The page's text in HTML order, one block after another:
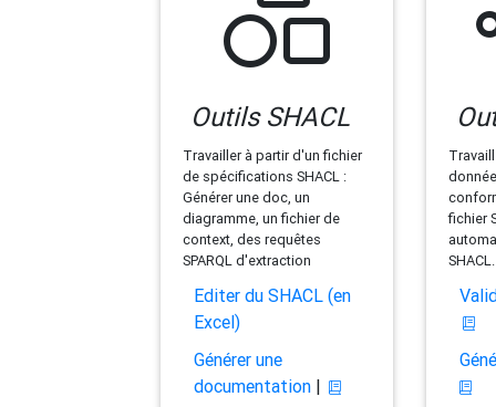
Outils SHACL
Travailler à partir d'un fichier
de spécifications SHACL :
Générer une doc, un
diagramme, un fichier de
context, des requêtes
SPARQL d'extraction
Editer du SHACL (en
Excel)
Générer une
documentation|
fichier
SHACL.